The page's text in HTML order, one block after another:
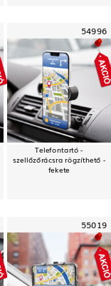
54996
Telefontartó -
szellőzőrácsra rögzíthető -
fekete
55019